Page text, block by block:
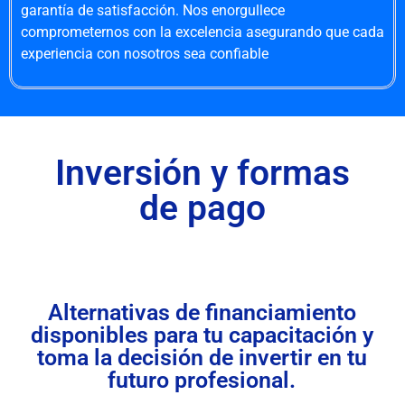
garantía de satisfacción. Nos enorgullece
comprometernos con la excelencia asegurando que cada
experiencia con nosotros sea confiable
Inversión y formas
de pago
Alternativas de financiamiento
disponibles para tu capacitación y
toma la decisión de invertir en tu
futuro profesional.